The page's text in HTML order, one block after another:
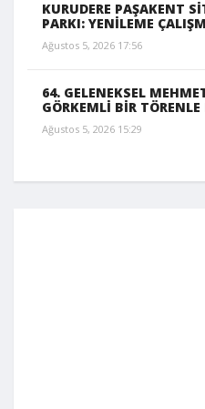
KURUDERE PAŞAKENT
PARKI: YENİLEME
Ağustos 5, 2026 17:56
64. GELENEKSEL
GÖRKEMLİ BİR TÖRENLE
Ağustos 5, 2026 15:29